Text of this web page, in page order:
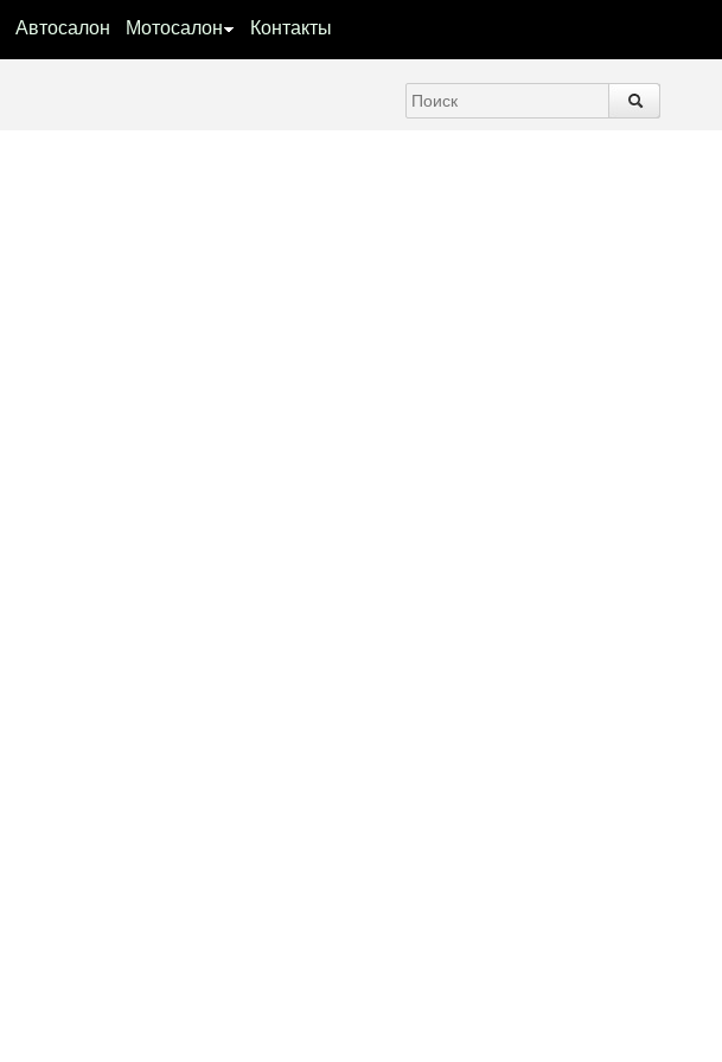
Автосалон Мотосалон Контакты